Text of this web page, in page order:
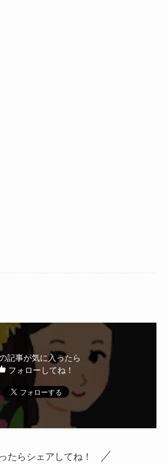
記事が気に入ったら
フォローしてね！
たらシェアしてね！